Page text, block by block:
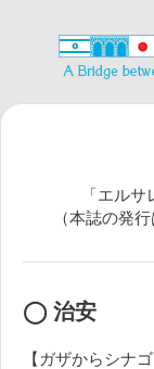
「エル
（本誌の発
◯ 治安
【ガザからシナ